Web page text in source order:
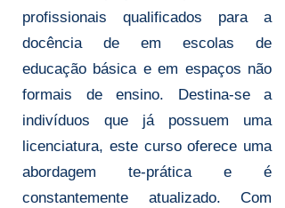
profissionais qualificados para a
docência de em escolas de
educação básica e em espaços não
formais de ensino. Destina-se a
indivíduos que já possuem uma
licenciatura, este curso oferece uma
abordagem te-prática e é
constantemente atualizado. Com